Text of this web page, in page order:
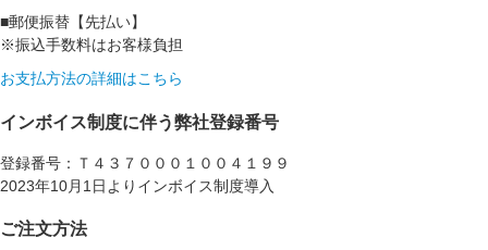
■郵便振替【先払い】
※振込手数料はお客様負担
お支払方法の詳細はこちら
インボイス制度に伴う弊社登録番号
登録番号：Ｔ４３７０００１００４１９９
2023年10月1日よりインボイス制度導入
ご注文方法